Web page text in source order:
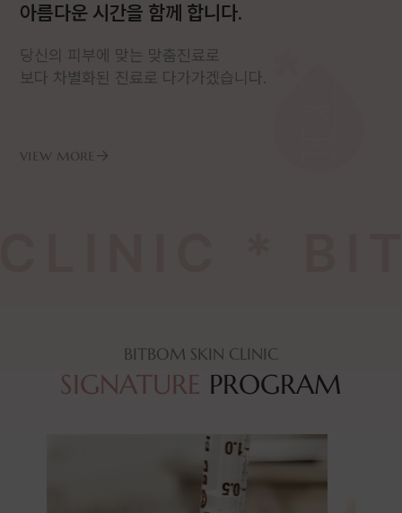
아름다운 시간을 함께 합니다.
당신의 피부에 맞는 맞춤진료로
보다 차별화된 진료로 다가가겠습니다.
view more→
BITBOM SKIN CLINIC
SIGNATURE PROGRAM